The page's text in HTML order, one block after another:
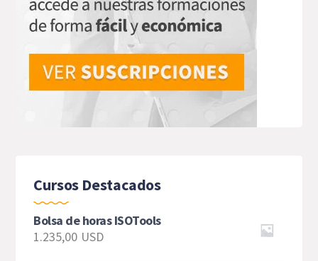
Cursos Destacados
Bolsa de horas ISOTools
1.235,00 USD